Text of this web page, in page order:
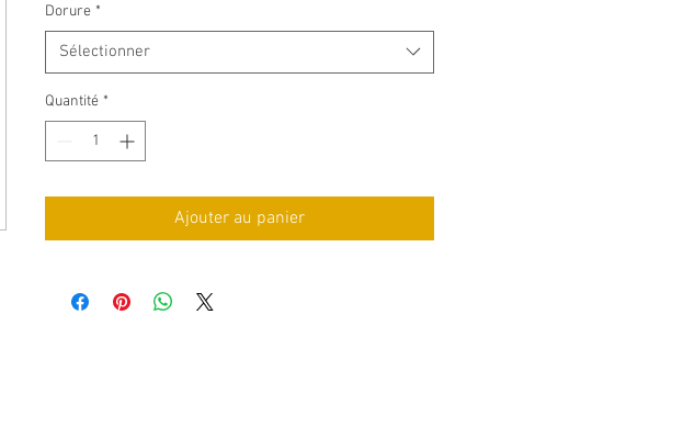
Dorure *
Sélectionner
Quantité *
Ajouter au panier